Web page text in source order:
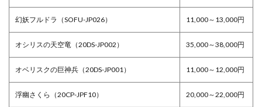
幻妖フルドラ（SOFU-JP026） 11,000～13,000円
オシリスの天空竜（20DS-JP002） 35,000～38,000円
オベリスクの巨神兵（20DS-JP001） 11,000～12,000円
浮幽さくら（20CP-JPF10） 20,000～22,000円